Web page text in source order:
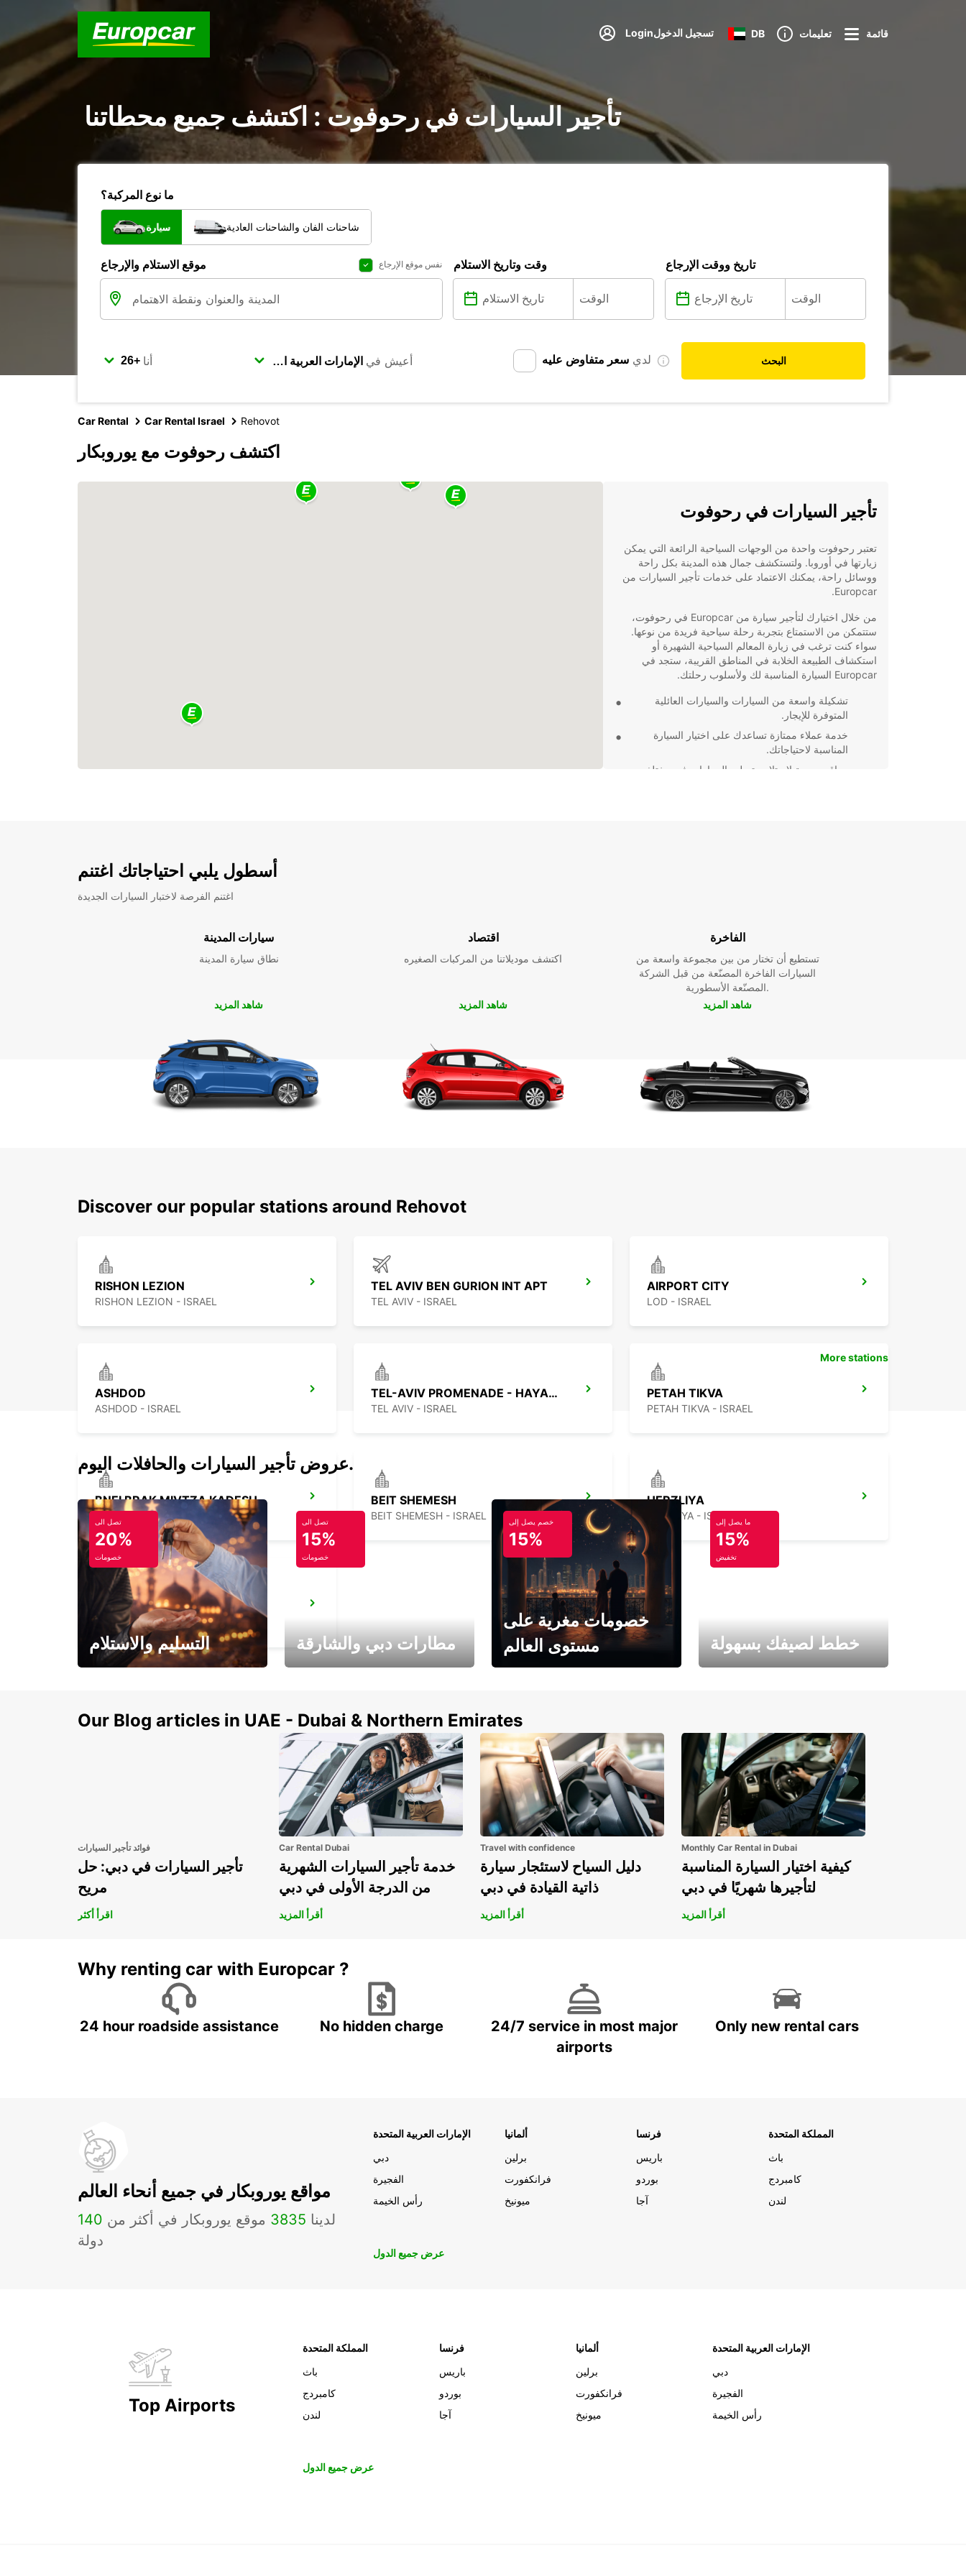
Loginتسجيل الدخول DB تعليمات قائمة
تأجير السيارات في رحوفوت : اكتشف جميع محطاتنا
ما نوع المركبة؟
سيارة شاحنات الفان والشاحنات العادية
موقع الاستلام والإرجاع نفس موقع الإرجاع وقت وتاريخ الاستلام تاريخ ووقت الإرجاع
أنا أعيش في لدي سعر متفاوض عليه البحث
Car Rental Car Rental Israel Rehovot
اكتشف رحوفوت مع يوروبكار
تأجير السيارات في رحوفوت
تعتبر رحوفوت واحدة من الوجهات السياحية الرائعة التي يمكن
زيارتها في أوروبا. ولتستكشف جمال هذه المدينة بكل راحة
ووسائل راحة، يمكنك الاعتماد على خدمات تأجير السيارات من
Europcar.
من خلال اختيارك لتأجير سيارة من Europcar في رحوفوت،
ستتمكن من الاستمتاع بتجربة رحلة سياحية فريدة من نوعها.
سواء كنت ترغب في زيارة المعالم السياحية الشهيرة أو
استكشاف الطبيعة الخلابة في المناطق القريبة، ستجد في
Europcar السيارة المناسبة لك ولأسلوب رحلتك.
تشكيلة واسعة من السيارات والسيارات العائلية
المتوفرة للإيجار.
خدمة عملاء ممتازة تساعدك على اختيار السيارة
المناسبة لاحتياجاتك.
مواقع مريحة لاستلام وتسليم السيارات في مختلف
أسطول يلبي احتياجاتك اغتنم
اغتنم الفرصة لاختبار السيارات الجديدة
سيارات المدينة
نطاق سيارة المدينة
شاهد المزيد
اقتصاد
اكتشف موديلاتنا من المركبات الصغيره
شاهد المزيد
الفاخرة
تستطيع أن تختار من بين مجموعة واسعة من
السيارات الفاخرة المصنّعة من قبل الشركة
المصنّعة الأسطورية.
شاهد المزيد
Discover our popular stations around Rehovot
RISHON LEZION
RISHON LEZION - ISRAEL
TEL AVIV BEN GURION INT APT
TEL AVIV - ISRAEL
AIRPORT CITY
LOD - ISRAEL
ASHDOD
ASHDOD - ISRAEL
TEL-AVIV PROMENADE - HAYARKON
TEL AVIV - ISRAEL
PETAH TIKVA
PETAH TIKVA - ISRAEL
BNEI BRAK MIVTZA KADESH
BNEI BRAK - ISRAEL
BEIT SHEMESH
BEIT SHEMESH - ISRAEL
HERZLIYA
HERZLIYA - ISRAEL
KFAR SABA
KFAR SABA - ISRAEL
More stations
عروض تأجير السيارات والحافلات اليوم.
تصل الى
20%
خصومات
التسليم والاستلام
تصل الى
15%
خصومات
مطارات دبي والشارقة
خصم يصل إلى
15%
خصومات مغرية على
مستوى العالم
ما يصل إلى
15%
تخفيض
خطط لصيفك بسهولة
Our Blog articles in UAE - Dubai & Northern Emirates
فوائد تأجير السيارات
تأجير السيارات في دبي: حل
مريح
اقرأ أكثر
Car Rental Dubai
خدمة تأجير السيارات الشهرية
من الدرجة الأولى في دبي
أقرأ المزيد
Travel with confidence
دليل السياح لاستئجار سيارة
ذاتية القيادة في دبي
أقرأ المزيد
Monthly Car Rental in Dubai
كيفية اختيار السيارة المناسبة
لتأجيرها شهريًا في دبي
أقرأ المزيد
Why renting car with Europcar ?
24 hour roadside assistance No hidden charge
24/7 service in most major
airports
Only new rental cars
مواقع يوروبكار في جميع أنحاء العالم
لدينا 3835 موقع يوروبكار في أكثر من 140
دولة
الإمارات العربية المتحدة
دبي
الفجيرة
رأس الخيمة
ألمانيا
برلين
فرانكفورت
ميونيخ
فرنسا
باريس
بوردو
آجا
المملكة المتحدة
باث
كامبردج
لندن
عرض جميع الدول
Top Airports
المملكة المتحدة
باث
كامبردج
لندن
فرنسا
باريس
بوردو
آجا
ألمانيا
برلين
فرانكفورت
ميونيخ
الإمارات العربية المتحدة
دبي
الفجيرة
رأس الخيمة
عرض جميع الدول